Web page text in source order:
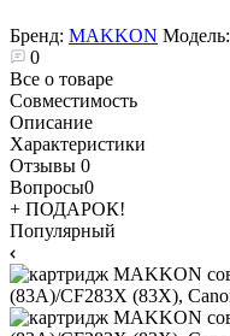
Бренд: MAKKON Модель:
0
Все о товаре
Совместимость
Описание
Характеристики
Отзывы 0
Вопросы0
+ ПОДАРОК!
Популярный